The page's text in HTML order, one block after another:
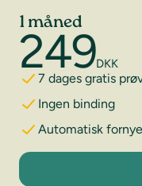
1 måned
249DKK
7 dages gratis
Ingen binding
Automatisk
1 måned